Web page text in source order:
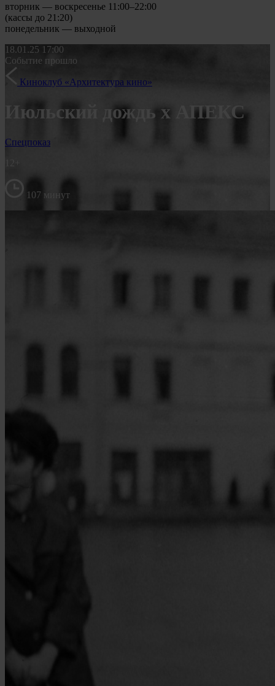
вторник — воскресенье 11:00–22:00
(кассы до 21:20)
понедельник — выходной
18.01.25 17:00
Событие прошло
Киноклуб «Архитектура кино»
Июльский дождь х АПЕКС
Спецпоказ
107 минут